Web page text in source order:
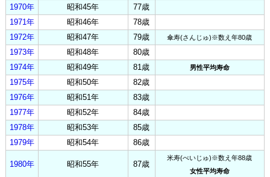
1970年 昭和45年
77歳
1971年
昭和46年
78歳
1972年
昭和47年 79歳 傘寿(さんじゅ)※数え年80歳
1973年 昭和48年
80歳
1974年
昭和49年 81歳 男性平均寿命
1975年 昭和50年
82歳
1976年
昭和51年
83歳
1977年
昭和52年
84歳
1978年
昭和53年
85歳
1979年
昭和54年 86歳
1980年 昭和55年 87歳
米寿(べいじゅ)※数え年88歳
女性平均寿命